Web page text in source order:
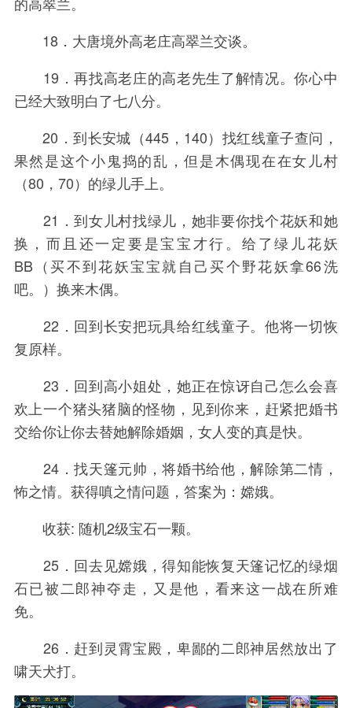
18．大唐境外高老庄高翠兰交谈。
19．再找高老庄的高老先生了解情况。你心中
已经大致明白了七八分。
20．到长安城（445，140）找红线童子查问，
果然是这个小鬼捣的乱，但是木偶现在在女儿村
（80，70）的绿儿手上。
21．到女儿村找绿儿，她非要你找个花妖和她
换，而且还一定要是宝宝才行。给了绿儿花妖
BB（买不到花妖宝宝就自己买个野花妖拿66洗
吧。）换来木偶。
22．回到长安把玩具给红线童子。他将一切恢
复原样。
23．回到高小姐处，她正在惊讶自己怎么会喜
欢上一个猪头猪脑的怪物，见到你来，赶紧把婚书
交给你让你去替她解除婚姻，女人变的真是快。
24．找天篷元帅，将婚书给他，解除第二情，
怖之情。获得嗔之情问题，答案为：嫦娥。
收获: 随机2级宝石一颗。
25．回去见嫦娥，得知能恢复天篷记忆的绿烟
石已被二郎神夺走，又是他，看来这一战在所难
免。
26．赶到灵霄宝殿，卑鄙的二郎神居然放出了
啸天犬打。